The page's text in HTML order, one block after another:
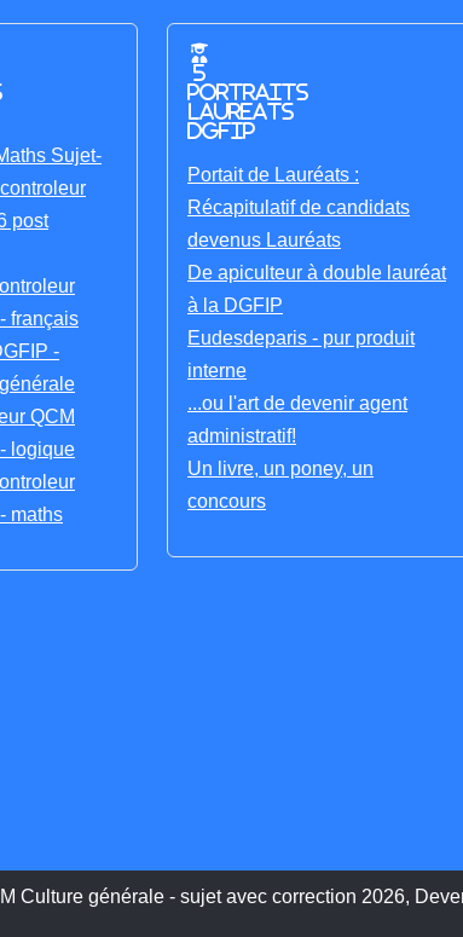
Sujet-
post
français
-
QCM
logique
maths
5
portraits
laureats
DGFIP
Portait de Lauréats :
Récapitulatif de candidats
devenus Lauréats
De apiculteur à double lauréat
à la DGFIP
Eudesdeparis - pur produit
interne
...ou l'art de devenir agent
administratif!
Un livre, un poney, un
concours
Culture générale - sujet avec correction 2026,